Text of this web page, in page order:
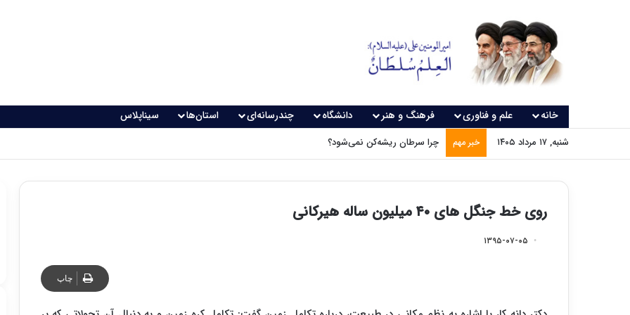
خانه علم و فناوری فرهنگ و هنر دانشگاه چندرسانه‌ای استان‌ها سیناپلاس
شنبه, ۱۷ مرداد ۱۴۰۵ خبر مهم چرا سرطان ریشه‌کن نمی‌شود؟
روی خط جنگل های ۴۰ میلیون ساله هیرکانی
۱۳۹۵-۰۷-۰۵
چاپ